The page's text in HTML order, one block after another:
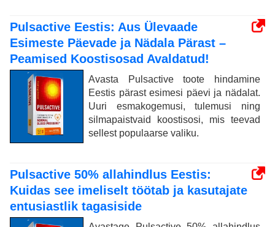
Pulsactive Eestis: Aus Ülevaade
Esimeste Päevade ja Nädala Pärast –
Peamised Koostisosad Avaldatud!
Avasta Pulsactive toote hindamine
Eestis pärast esimesi päevi ja nädalat.
Uuri esmakogemusi, tulemusi ning
silmapaistvaid koostisosi, mis teevad
sellest populaarse valiku.
Pulsactive 50% allahindlus Eestis:
Kuidas see imeliselt töötab ja kasutajate
entusiastlik tagasiside